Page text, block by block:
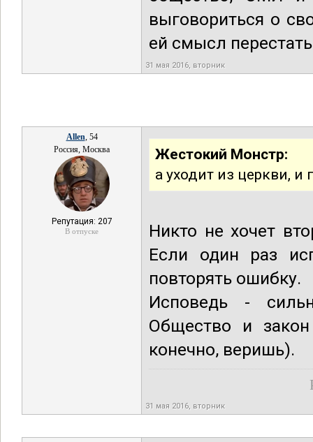
выговориться о
ей смысл
31 мая 2016, вторник
Allen, 54
Россия, Москва
Репутация: 207
В отпуске
Жестокий Монстр:
а уходит из церкви, и
Никто не хочет
Если один раз
повторять ошибку.
Исповедь -
Общество и
конечно, веришь).
31 мая 2016, вторник